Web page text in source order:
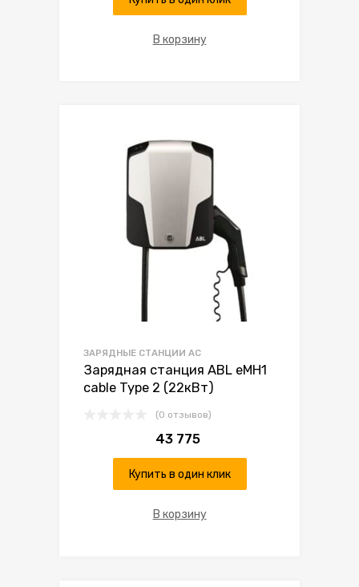
В корзину
ЗАРЯДНЫЕ СТАНЦИИ AC
Зарядная станция ABL eMH1
cable Type 2 (22кВт)
(0 отзывов)
43 775
Купить в один клик
В корзину